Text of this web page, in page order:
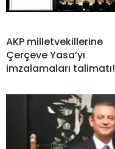
AKP milletvekillerine
Çerçeve Yasa’yı
imzalamaları talimatı!